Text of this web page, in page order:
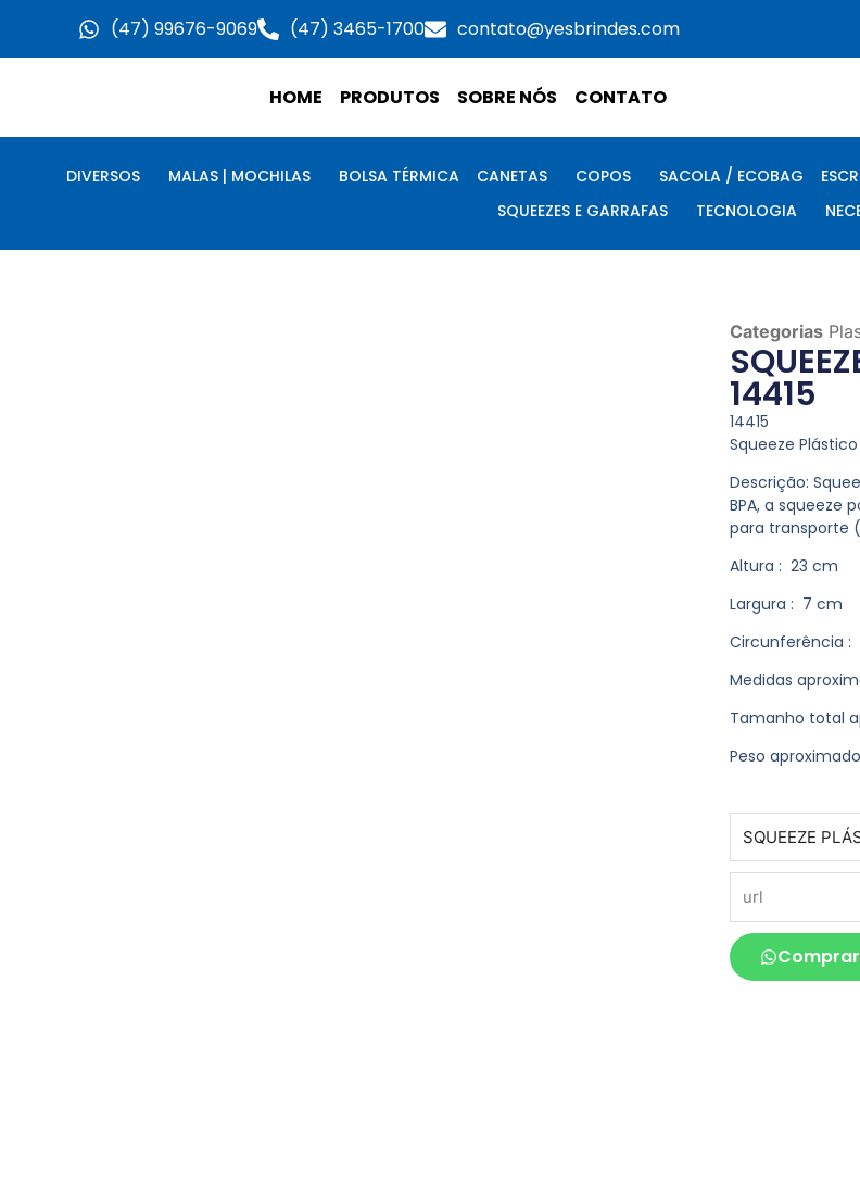
(47) 99676-9069 (47) 3465-1700 contato@yesbrindes.com
HOME PRODUTOS SOBRE NÓS CONTATO
DIVERSOS MALAS | MOCHILAS BOLSA TÉRMICA CANETAS COPOS SACOLA / ECOBAG
SQUEEZES E GARRAFAS
TECNOLOGIA
Categorias
14415
14415
Squeeze
Descrição:
BPA, a squeeze
para transporte
Altura : 23 cm
Largura : 7 cm
Circunferência :
Medidas
Tamanho total
Peso aproximado